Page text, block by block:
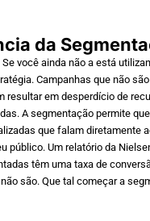
da
você ainda não a está
Campanhas que não
resultar em desperdício de
A segmentação permite
que falam diretamente
público. Um relatório da
têm uma taxa de
são. Que tal começar a